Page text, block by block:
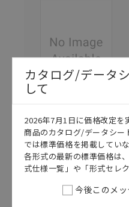
カタログ 日本語
CDJC-006AG
XS5/XS2/XS6
データシート
2026/07/01更新
カタログ/データ
して
2026年7月1日に価格改定
商品のカタログ/データシー
では標準価格を掲載してい
各形式の最新の標準価格は
式仕様一覧」や「形式セレ
今後このメ